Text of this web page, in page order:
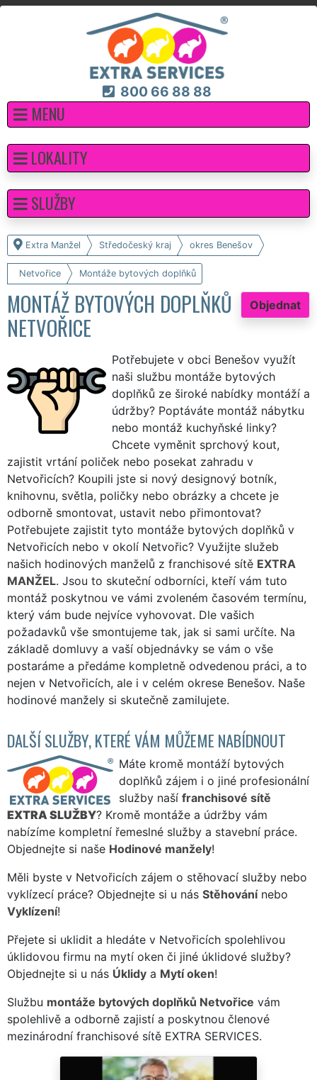
800 66 88 88
MENU
Extra Manžel Středočeský kraj okres Benešov
Netvořice Montáže bytových doplňků
Objednat
MONTÁŽ BYTOVÝCH DOPLŇKŮ
NETVOŘICE
Potřebujete v obci Benešov využít
naši službu montáže bytových
doplňků ze široké nabídky montáží a
údržby? Poptáváte montáž nábytku
nebo montáž kuchyňské linky?
Chcete vyměnit sprchový kout,
zajistit vrtání poliček nebo posekat zahradu v
Netvořicích? Koupili jste si nový designový botník,
knihovnu, světla, poličky nebo obrázky a chcete je
odborně smontovat, ustavit nebo přimontovat?
Potřebujete zajistit tyto montáže bytových doplňků v
Netvořicích nebo v okolí Netvořic? Využijte služeb
našich hodinových manželů z franchisové sítě EXTRA
MANŽEL. Jsou to skuteční odborníci, kteří vám tuto
montáž poskytnou ve vámi zvoleném časovém termínu,
který vám bude nejvíce vyhovovat. Dle vašich
požadavků vše smontujeme tak, jak si sami určíte. Na
základě domluvy a vaší objednávky se vám o vše
postaráme a předáme kompletně odvedenou práci, a to
nejen v Netvořicích, ale i v celém okrese Benešov. Naše
hodinové manžely si skutečně zamilujete.
DALŠÍ SLUŽBY, KTERÉ VÁM MŮŽEME NABÍDNOUT
Máte kromě montáží bytových
doplňků zájem i o jiné profesionální
služby naší franchisové sítě
EXTRA SLUŽBY? Kromě montáže a údržby vám
nabízíme kompletní řemeslné služby a stavební práce.
Objednejte si naše Hodinové manžely!
Měli byste v Netvořicích zájem o stěhovací služby nebo
vyklízecí práce? Objednejte si u nás Stěhovánínebo
Vyklízení!
Přejete si uklidit a hledáte v Netvořicích spolehlivou
úklidovou firmu na mytí oken či jiné úklidové služby?
Objednejte si u nás Úklidy a Mytí oken!
Službu montáže bytových doplňků Netvořice vám
spolehlivě a odborně zajistí a poskytnou členové
mezinárodní franchisové sítě EXTRA SERVICES.
LOKALITY
SLUŽBY